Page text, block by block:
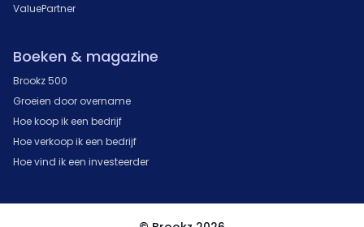
ValuePartner
Boeken & magazine
Brookz 500
Groeien door overname
Hoe koop ik een bedrijf
Hoe verkoop ik een bedrijf
Hoe vind ik een investeerder